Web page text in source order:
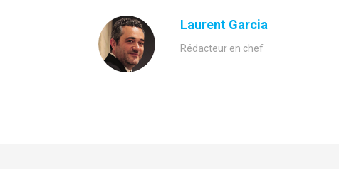
Laurent Garcia
Rédacteur en chef